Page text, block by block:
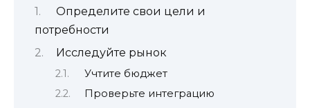
Определите свои цели и
потребности
Исследуйте рынок
Учтите бюджет
Проверьте интеграцию